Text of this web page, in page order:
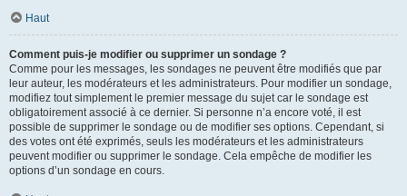
Haut
Comment puis-je modifier ou supprimer un sondage ?
Comme pour les messages, les sondages ne peuvent être modifiés que par
leur auteur, les modérateurs et les administrateurs. Pour modifier un sondage,
modifiez tout simplement le premier message du sujet car le sondage est
obligatoirement associé à ce dernier. Si personne n’a encore voté, il est
possible de supprimer le sondage ou de modifier ses options. Cependant, si
des votes ont été exprimés, seuls les modérateurs et les administrateurs
peuvent modifier ou supprimer le sondage. Cela empêche de modifier les
options d’un sondage en cours.